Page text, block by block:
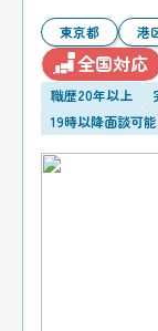
東京都 港
全国対応
職歴20年以上
19時以降面談可能